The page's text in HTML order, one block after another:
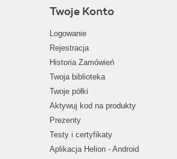
Twoje Konto
Logowanie
Rejestracja
Historia Zamówień
Twoja biblioteka
Twoje półki
Aktywuj kod na produkty
Prezenty
Testy i certyfikaty
Aplikacja Helion - Android